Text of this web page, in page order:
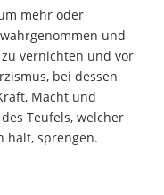
mehr oder
und
vernichten und vor
bei dessen
Macht und
Teufels, welcher
hält, sprengen.